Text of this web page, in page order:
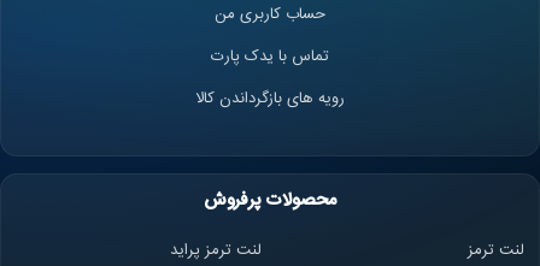
حساب کاربری من
تماس با یدک پارت
رویه های بازگرداندن کالا
محصولات پرفروش
لنت ترمز
لنت ترمز پراید